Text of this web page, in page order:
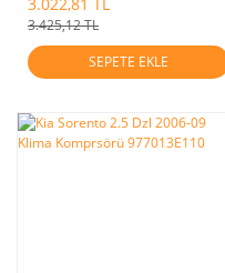
3.022,81 TL
3.425,12 TL
SEPETE EKLE